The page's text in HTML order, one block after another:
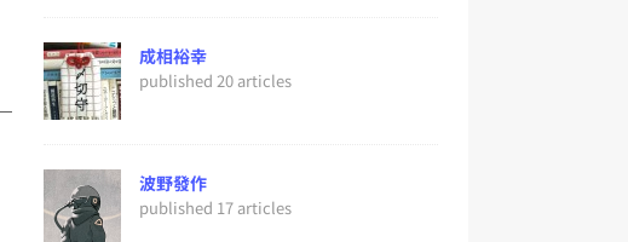
成相裕幸
published 20 articles
波野發作
published 17 articles